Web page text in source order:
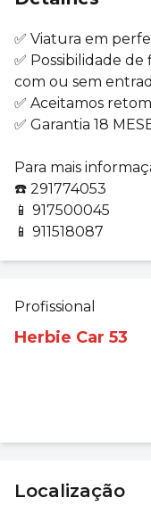
✅ Viatura em
✅ Possibilidade de
com ou sem
✅ Aceitamos
✅ Garantia 18
Para mais
☎️ 291774053
📱 917500045
📱 911518087
Profissional
Herbie Car 53
Localização